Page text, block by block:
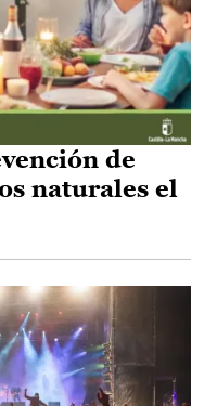
de
naturales el